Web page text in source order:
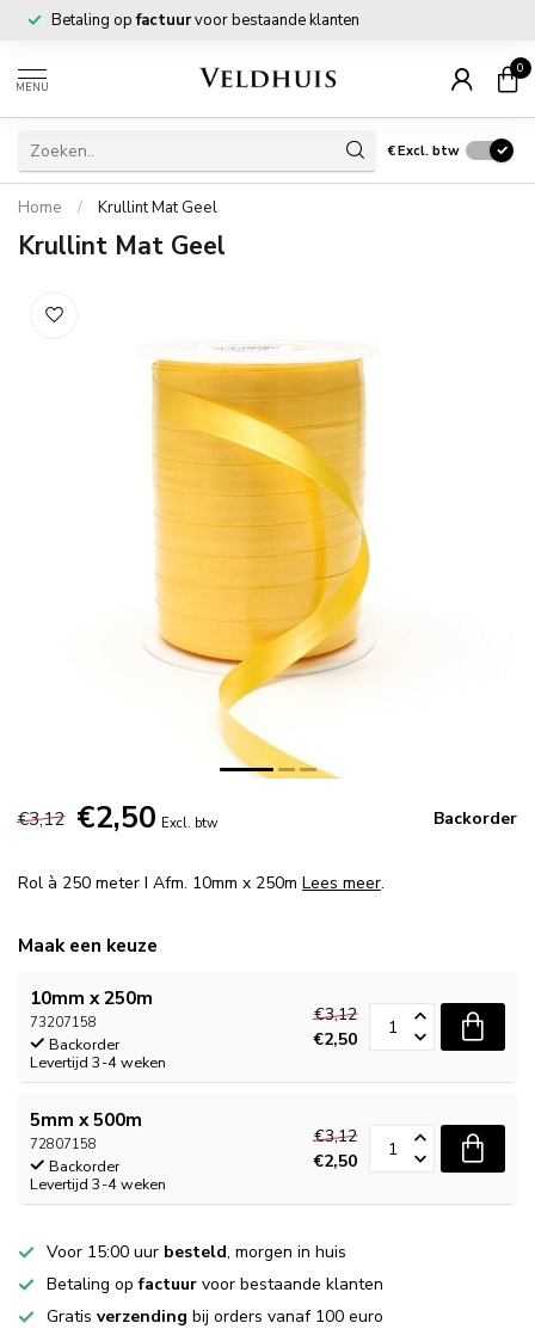
Betaling opfactuurvoor bestaande klanten
MENU
0
€Excl. btw
Home / Krullint Mat Geel
Krullint Mat Geel
€3,12 €2,50 Excl. btw Backorder
Rol à 250 meter I Afm. 10mm x 250m Lees meer.
Maak een keuze
10mm x 250m
73207158
Backorder
Levertijd 3-4 weken
€3,12
€2,50
5mm x 500m
72807158
Backorder
Levertijd 3-4 weken
€3,12
€2,50
Voor 15:00 uur besteld, morgen in huis
Betaling opfactuur voor bestaande klanten
Gratis verzending bij orders vanaf 100 euro